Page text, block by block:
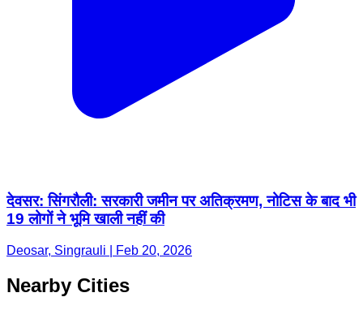
देवसर: सिंगरौली: सरकारी जमीन पर अतिक्रमण, नोटिस के बाद भी
19 लोगों ने भूमि खाली नहीं की
Deosar, Singrauli | Feb 20, 2026
Nearby Cities